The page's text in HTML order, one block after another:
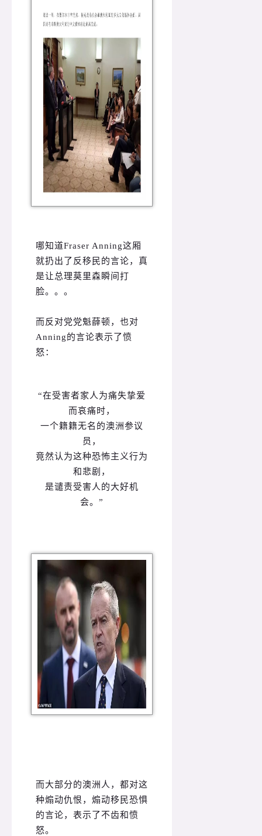
哪知道Fraser Anning这厢
就扔出了反移民的言论，真
是让总理莫里森瞬间打
脸。。。
而反对党党魁薛顿，也对
Anning的言论表示了愤
怒：
“在受害者家人为痛失挚爱
而哀痛时，
一个籍籍无名的澳洲参议
员，
竟然认为这种恐怖主义行为
和悲剧，
是谴责受害人的大好机
会。”
而大部分的澳洲人，都对这
种煽动仇恨，煽动移民恐惧
的言论，表示了不齿和愤
怒。